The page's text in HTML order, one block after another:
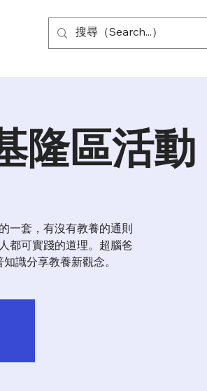
隆區活動
一套，有沒有教養的通則
都可實踐的道理。超腦爸
識分享教養新觀念。